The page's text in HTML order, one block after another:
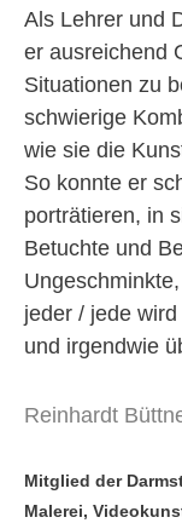
Als Lehrer und
er ausreichend
Situationen zu
schwierige
wie sie die
So konnte er
porträtieren, in
Betuchte und
jeder / jede
und irgendwie
Reinhardt
Mitglied der
Malerei,